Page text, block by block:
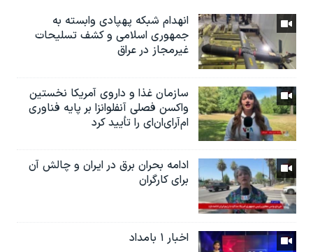
انهدام شبکه پهپادی وابسته به
جمهوری اسلامی و کشف تسلیحات
غیرمجاز در عراق
سازمان غذا و داروی آمریکا نخستین
واکسن فصلی آنفلوانزا بر پایه فناوری
ام‌آر‌ای‌ان‌ای را تأیید کرد
ادامه بحران برق در ایران و چالش آن
برای کارگران
اخبار ۱ بامداد